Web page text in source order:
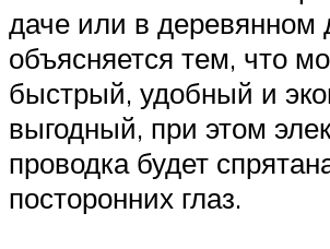
даче или в деревянном
объясняется тем, что
быстрый, удобный и
выгодный, при этом
проводка будет
посторонних глаз.